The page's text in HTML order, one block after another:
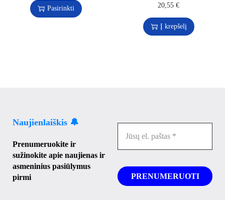
Pasirinkti
20,55€
Į krepšelį
Naujienlaiškis 🔔
Prenumeruokite ir
sužinokite apie naujienas ir
asmeninius pasiūlymus
pirmi